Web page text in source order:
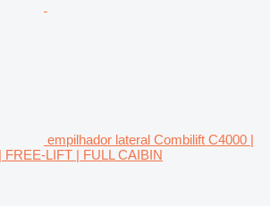
empilhador lateral Combilift C4000 |
LIFT | FULL CAIBIN